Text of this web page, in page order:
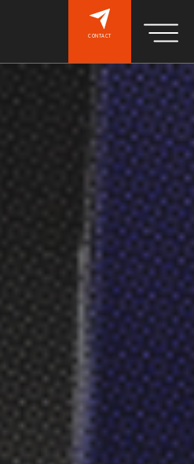
CONTACT